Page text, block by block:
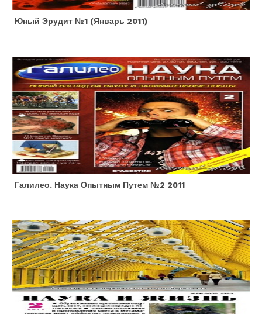
Юный Эрудит №1 (январь 2011)
Галилео. Наука Опытным Путем №2 2011